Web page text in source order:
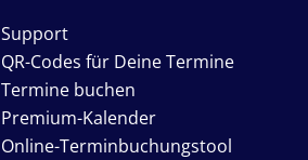
Support
QR-Codes für Deine Termine
Termine buchen
Premium-Kalender
Online-Terminbuchungstool